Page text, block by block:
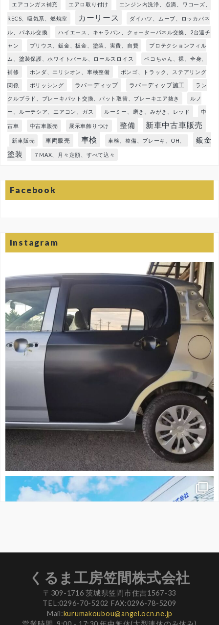
エアコンガス補充 エアロ取り付け エンジン内洗浄、点滴、ワコーズ、
RECS、吸気系、燃焼室 カーリース ダイハツ、ムーブ、ロッカパネ
ル、パネル交換 ハイエース、キャラバン、クォーターパネル交換、2台連チ
ャン プリウス、鈑金、板金、塗装、実費、自費 プロテクションフィル
ム、塗装保護、ホワイトパール、ロールスロイス ペコちゃん、裸、全身、
補修 ホンダ、エリシオン、車検整備 ボンゴ、トラック、ステアリング
関係 ポリッシング ラバーディップ ラバーディップ施工 ラン
クルプラド、ブレーキパット交換、パット取替、ブレーキエア抜き ルノ
ー、ルーテシア、エアコン、ガス ルーミー、磨き、みがき、レッド 中
古車 中古車販売 展示車飾りつけ 整備 新車中古車販売
新車販売 車両販売 車検 車検、整備、ブレーキ、OH、
鈑金
塗装
７MAX、月々定額、すべて込々
Facebook
Instagram
くるま工房笠間株式会社
〒309-1716 茨城県笠間市住吉1567-33
TEL:0296-70-5202 FAX:0296-78-5209
Mail:kurumakoubou@angel.ocn.ne.jp